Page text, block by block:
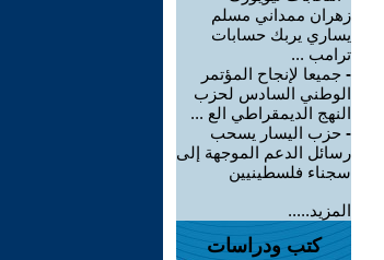
زهران ممداني مسلم
يساري يربك حسابات
ترامب ...
- جميعا لإنجاح المؤتمر
الوطني السادس لحزب
النهج الديمقراطي الع ...
- حزب اليسار يسحب
رسائل الدعم الموجهة إلى
سجناء فلسطينيين
المزيد.....
كتب ودراسات